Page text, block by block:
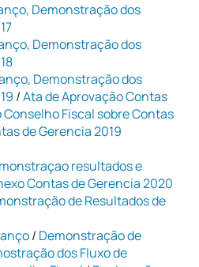
Demonstração dos
Demonstração dos
Demonstração dos
/Ata de Aprovação Contas
Conselho Fiscal sobre Contas
de Gerencia 2019
resultados e
Contas de Gerencia 2020
de Resultados de
/ Demonstração de
dos Fluxo de